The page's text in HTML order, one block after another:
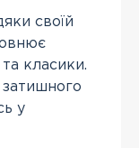
своїй
класики.
затишного
у